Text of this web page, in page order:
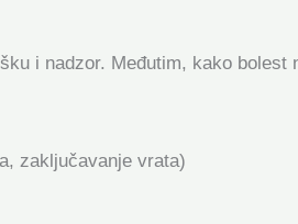
i nadzor. Međutim, kako bolest
zaključavanje vrata)